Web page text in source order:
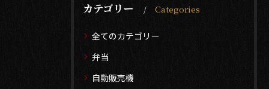
カテゴリー Categories
全てのカテゴリー
弁当
自動販売機